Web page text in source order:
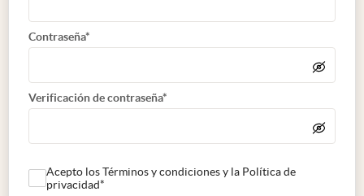
Contraseña*
Verificación de contraseña*
Acepto los Términos y condiciones y la Política de
privacidad*